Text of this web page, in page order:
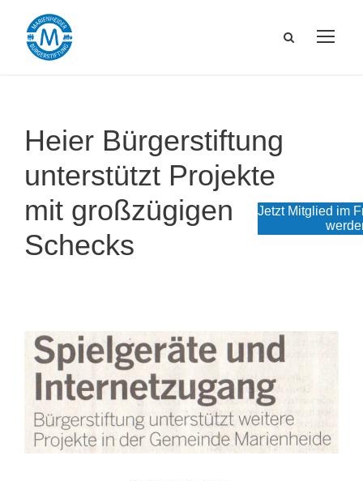
Heier Bürgerstiftung
unterstützt Projekte
mit großzügigen
Schecks
Jetzt Mitglied im